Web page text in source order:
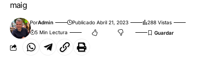
maig
PorAdmin Publicado Abril 21, 2023
288 Vistas
5 Min Lectura